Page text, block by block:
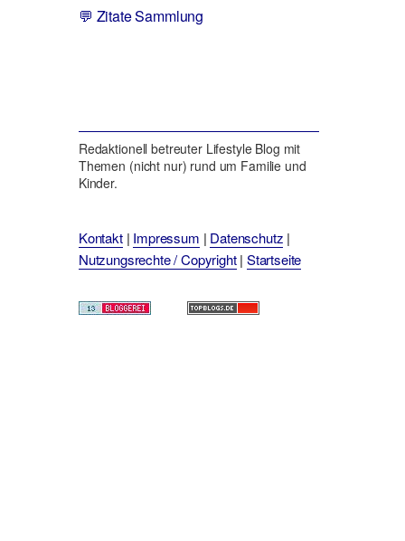
💬 Zitate Sammlung
Redaktionell betreuter Lifestyle Blog mit
Themen (nicht nur) rund um Familie und
Kinder.
Kontakt| Impressum | Datenschutz |
Nutzungsrechte / Copyright| Startseite